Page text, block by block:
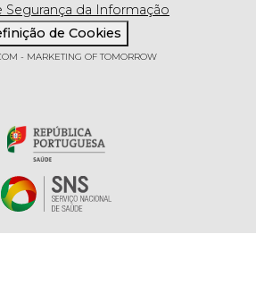
Segurança da Informação
de Cookies
- MARKETING OF TOMORROW